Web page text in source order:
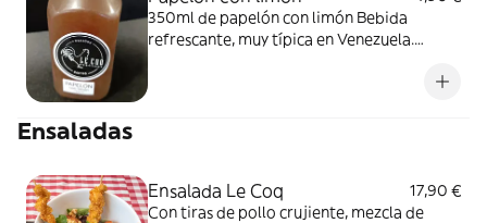
350ml de papelón con limón Bebida
refrescante, muy típica en Venezuela.
refrigerado entre 3° y 5° Consumir una vez
Ensaladas
Ensalada Le Coq
17,90 €
Con tiras de pollo crujiente, mezcla de